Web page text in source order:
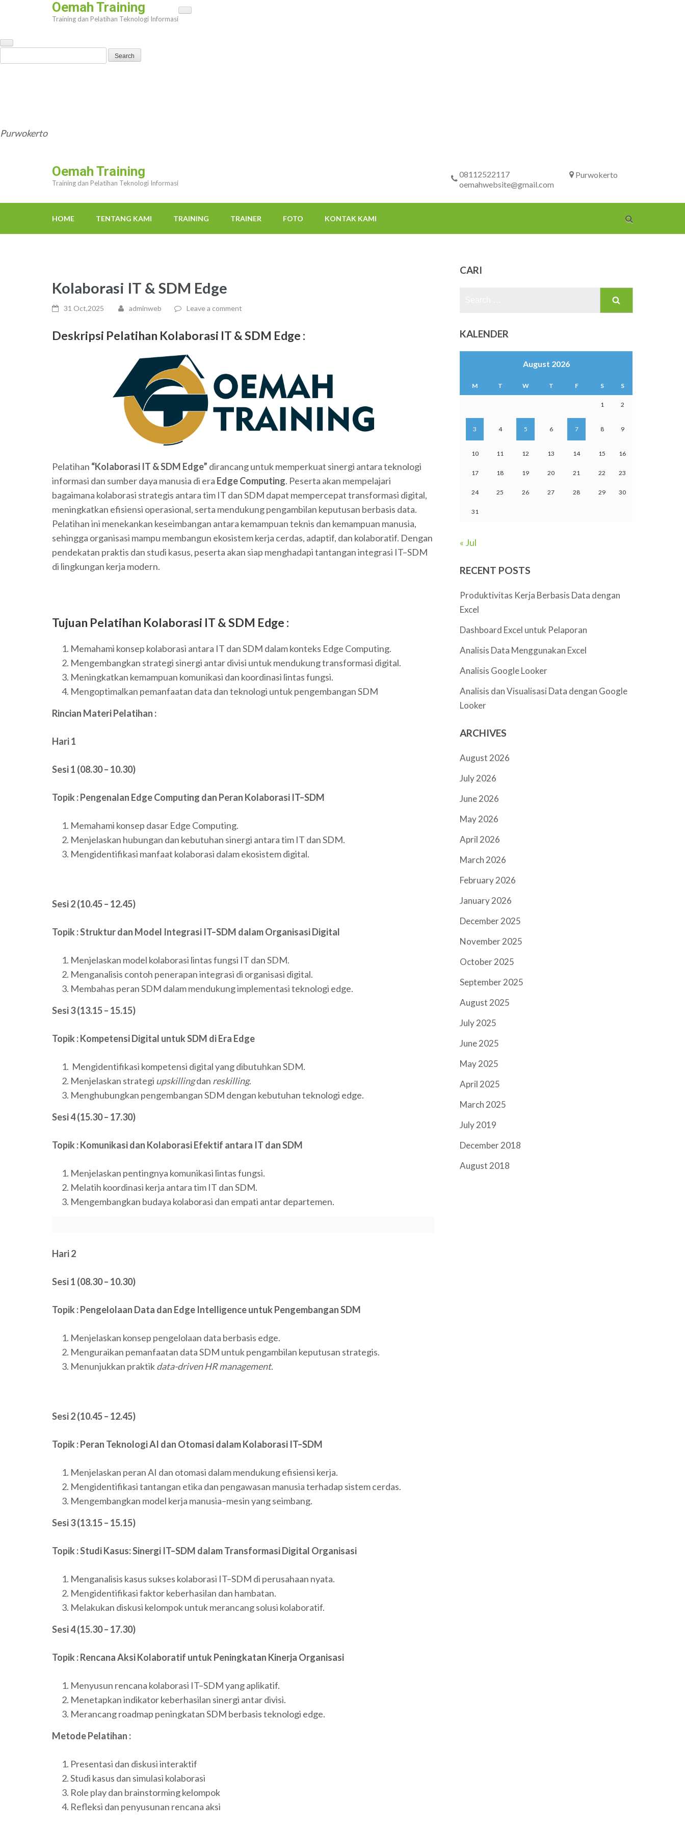
(Press
Enter)
Oemah Training
Training dan Pelatihan Teknologi Informasi
Purwokerto
Oemah Training
Training dan Pelatihan Teknologi Informasi
Purwokerto
08112522117
oemahwebsite@gmail.com
HOME TENTANG KAMI TRAINING TRAINER FOTO KONTAK KAMI
Kolaborasi IT & SDM Edge
31 Oct,2025 adminweb Leave a comment
Deskripsi Pelatihan Kolaborasi IT & SDM Edge :
Pelatihan “Kolaborasi IT & SDM Edge” dirancang untuk memperkuat sinergi antara teknologi
informasi dan sumber daya manusia di era Edge Computing. Peserta akan mempelajari
bagaimana kolaborasi strategis antara tim IT dan SDM dapat mempercepat transformasi digital,
meningkatkan efisiensi operasional, serta mendukung pengambilan keputusan berbasis data.
Pelatihan ini menekankan keseimbangan antara kemampuan teknis dan kemampuan manusia,
sehingga organisasi mampu membangun ekosistem kerja cerdas, adaptif, dan kolaboratif. Dengan
pendekatan praktis dan studi kasus, peserta akan siap menghadapi tantangan integrasi IT–SDM
di lingkungan kerja modern.
Tujuan Pelatihan Kolaborasi IT & SDM Edge :
Memahami konsep kolaborasi antara IT dan SDM dalam konteks Edge Computing.
Mengembangkan strategi sinergi antar divisi untuk mendukung transformasi digital.
Meningkatkan kemampuan komunikasi dan koordinasi lintas fungsi.
Mengoptimalkan pemanfaatan data dan teknologi untuk pengembangan SDM
Rincian Materi Pelatihan :
Hari 1
Sesi 1 (08.30 – 10.30)
Topik : Pengenalan Edge Computing dan Peran Kolaborasi IT–SDM
Memahami konsep dasar Edge Computing.
Menjelaskan hubungan dan kebutuhan sinergi antara tim IT dan SDM.
Mengidentifikasi manfaat kolaborasi dalam ekosistem digital.
Sesi 2 (10.45 – 12.45)
Topik : Struktur dan Model Integrasi IT–SDM dalam Organisasi Digital
Menjelaskan model kolaborasi lintas fungsi IT dan SDM.
Menganalisis contoh penerapan integrasi di organisasi digital.
Membahas peran SDM dalam mendukung implementasi teknologi edge.
Sesi 3 (13.15 – 15.15)
Topik : Kompetensi Digital untuk SDM di Era Edge
Mengidentifikasi kompetensi digital yang dibutuhkan SDM.
Menjelaskan strategi upskillingdan reskilling.
Menghubungkan pengembangan SDM dengan kebutuhan teknologi edge.
Sesi 4 (15.30 – 17.30)
Topik : Komunikasi dan Kolaborasi Efektif antara IT dan SDM
Menjelaskan pentingnya komunikasi lintas fungsi.
Melatih koordinasi kerja antara tim IT dan SDM.
Mengembangkan budaya kolaborasi dan empati antar departemen.
Hari 2
Sesi 1 (08.30 – 10.30)
Topik : Pengelolaan Data dan Edge Intelligence untuk Pengembangan SDM
Menjelaskan konsep pengelolaan data berbasis edge.
Menguraikan pemanfaatan data SDM untuk pengambilan keputusan strategis.
Menunjukkan praktikdata-driven HR management.
Sesi 2 (10.45 – 12.45)
Topik : Peran Teknologi AI dan Otomasi dalam Kolaborasi IT–SDM
Menjelaskan peran AI dan otomasi dalam mendukung efisiensi kerja.
Mengidentifikasi tantangan etika dan pengawasan manusia terhadap sistem cerdas.
Mengembangkan model kerja manusia–mesin yang seimbang.
Sesi 3 (13.15 – 15.15)
Topik : Studi Kasus: Sinergi IT–SDM dalam Transformasi Digital Organisasi
Menganalisis kasus sukses kolaborasi IT–SDM di perusahaan nyata.
Mengidentifikasi faktor keberhasilan dan hambatan.
Melakukan diskusi kelompok untuk merancang solusi kolaboratif.
Sesi 4 (15.30 – 17.30)
Topik : Rencana Aksi Kolaboratif untuk Peningkatan Kinerja Organisasi
Menyusun rencana kolaborasi IT–SDM yang aplikatif.
Menetapkan indikator keberhasilan sinergi antar divisi.
Merancang roadmap peningkatan SDM berbasis teknologi edge.
Metode Pelatihan :
Presentasi dan diskusi interaktif
Studi kasus dan simulasi kolaborasi
Role play dan brainstorming kelompok
Refleksi dan penyusunan rencana aksi
CARI
Search
KALENDER
August 2026
M T W T F S S
1 2
3 4 5 6 7 8 9
10 11 12 13 14 15 16
17 18 19 20 21 22 23
24 25 26 27 28 29 30
31
« Jul
RECENT POSTS
Produktivitas Kerja Berbasis Data dengan
Excel
Dashboard Excel untuk Pelaporan
Analisis Data Menggunakan Excel
Analisis Google Looker
Analisis dan Visualisasi Data dengan Google
Looker
ARCHIVES
August 2026
July 2026
June 2026
May 2026
April 2026
March 2026
February 2026
January 2026
December 2025
November 2025
October 2025
September 2025
August 2025
July 2025
June 2025
May 2025
April 2025
March 2025
July 2019
December 2018
August 2018